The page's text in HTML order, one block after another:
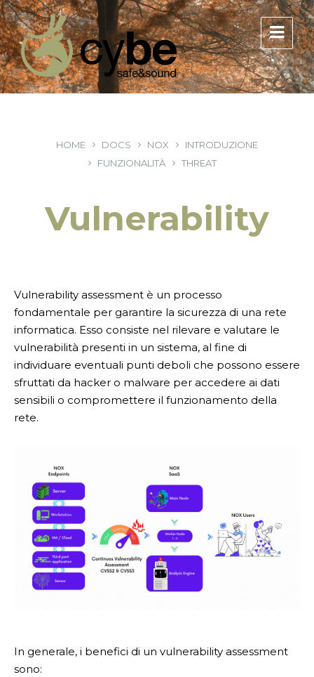
HOME DOCS NOX
INTRODUZIONE
FUNZIONALITÀ
THREAT
Vulnerability
Vulnerability assessment è un processo
fondamentale per garantire la sicurezza di una rete
informatica. Esso consiste nel rilevare e valutare le
vulnerabilità presenti in un sistema, al fine di
individuare eventuali punti deboli che possono essere
sfruttati da hacker o malware per accedere ai dati
sensibili o compromettere il funzionamento della
rete.
In generale, i benefici di un vulnerability assessment
sono: